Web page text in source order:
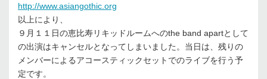
http://www.asiangothic.org
以上により、
９月１１日の恵比寿リキッドルームへのthe band apartとして
の出演はキャンセルとなってしまいました。当日は、残りの
メンバーによるアコースティックセットでのライブを行う予
定です。